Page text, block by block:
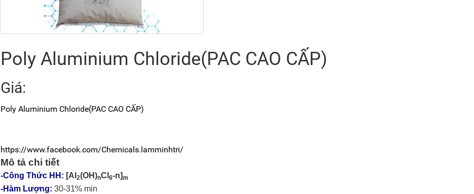
Poly Aluminium Chloride(PAC CAO CẤP)
Giá:
Poly Aluminium Chloride(PAC CAO CẤP)
https://www.facebook.com/Chemicals.lamminhtri/
Mô tả chi tiết
-Công Thức HH: [Al 2(OH)nCl 6-n]m
-Hàm Lượng: 30-31% min